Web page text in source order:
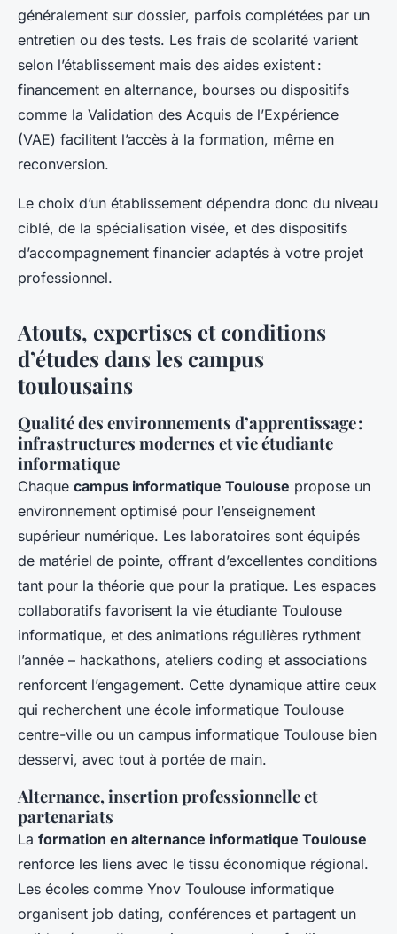
généralement sur dossier, parfois complétées par un
entretien ou des tests. Les frais de scolarité varient
selon l’établissement mais des aides existent :
financement en alternance, bourses ou dispositifs
comme la Validation des Acquis de l’Expérience
(VAE) facilitent l’accès à la formation, même en
reconversion.
Le choix d’un établissement dépendra donc du niveau
ciblé, de la spécialisation visée, et des dispositifs
d’accompagnement financier adaptés à votre projet
professionnel.
Atouts, expertises et conditions
d’études dans les campus
toulousains
Qualité des environnements d’apprentissage :
infrastructures modernes et vie étudiante
informatique
Chaque campus informatique Toulouse propose un
environnement optimisé pour l’enseignement
supérieur numérique. Les laboratoires sont équipés
de matériel de pointe, offrant d’excellentes conditions
tant pour la théorie que pour la pratique. Les espaces
collaboratifs favorisent la vie étudiante Toulouse
informatique, et des animations régulières rythment
l’année – hackathons, ateliers coding et associations
renforcent l’engagement. Cette dynamique attire ceux
qui recherchent une école informatique Toulouse
centre-ville ou un campus informatique Toulouse bien
desservi, avec tout à portée de main.
Alternance, insertion professionnelle et
partenariats
La formation en alternance informatique Toulouse
renforce les liens avec le tissu économique régional.
Les écoles comme Ynov Toulouse informatique
organisent job dating, conférences et partagent un